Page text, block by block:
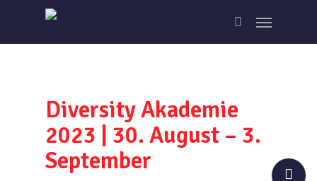
main
search
Menu
Diversity Akademie
2023 | 30. August – 3.
September